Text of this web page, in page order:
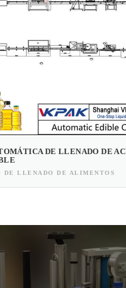
DE LLENADO DE
DE LLENADO DE ALIMENTOS